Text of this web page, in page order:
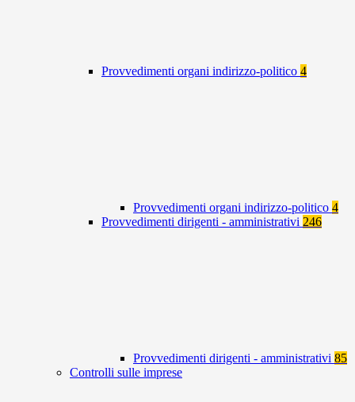
Provvedimenti organi indirizzo-politico 4
Provvedimenti organi indirizzo-politico 4
Provvedimenti dirigenti - amministrativi 246
Provvedimenti dirigenti - amministrativi 85
Controlli sulle imprese